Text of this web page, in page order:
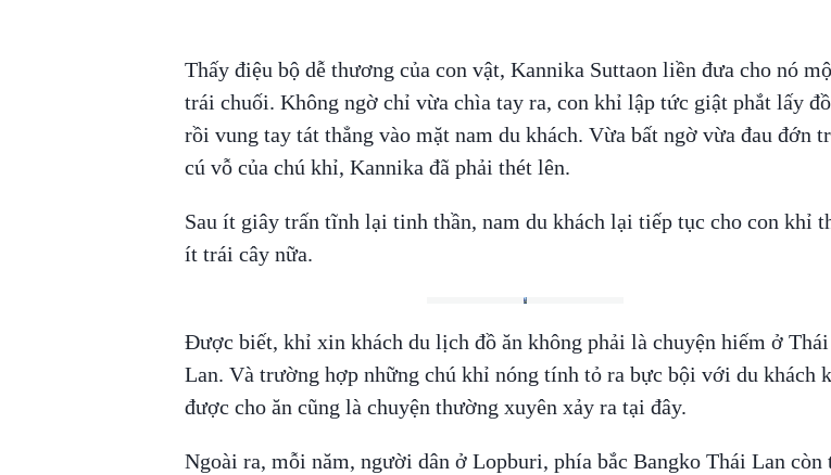
Thấy điệu bộ dễ thương của con vật, Kannika Suttaon liền đưa cho nó
trái chuối. Không ngờ chỉ vừa chìa tay ra, con khỉ lập tức giật phắt lấy
rồi vung tay tát thẳng vào mặt nam du khách. Vừa bất ngờ vừa đau đớn
cú vỗ của chú khỉ, Kannika đã phải thét lên.
Sau ít giây trấn tĩnh lại tinh thần, nam du khách lại tiếp tục cho con khỉ
ít trái cây nữa.
Được biết, khỉ xin khách du lịch đồ ăn không phải là chuyện hiếm ở Thái
Lan. Và trường hợp những chú khỉ nóng tính tỏ ra bực bội với du khách
được cho ăn cũng là chuyện thường xuyên xảy ra tại đây.
Ngoài ra, mỗi năm, người dân ở Lopburi, phía bắc Bangko Thái Lan còn